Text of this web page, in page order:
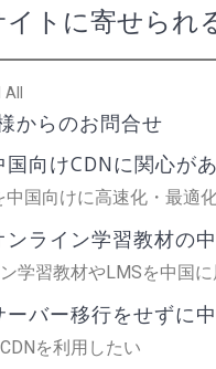
トに寄せられ
からのお問合せ
国向けCDNに関心が
中国向けに高速化・最適
ンライン学習教材の
学習教材やLMSを中国
ーバー移行をせずに
を利用したい